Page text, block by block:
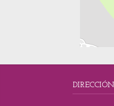
DIRECCIÓN